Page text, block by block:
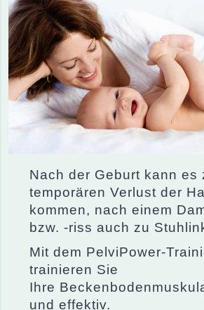
Nach der Geburt kann es
temporären Verlust der
kommen, nach einem
bzw. -riss auch zu
Mit dem PelviPower-
trainieren Sie
Ihre
und effektiv.